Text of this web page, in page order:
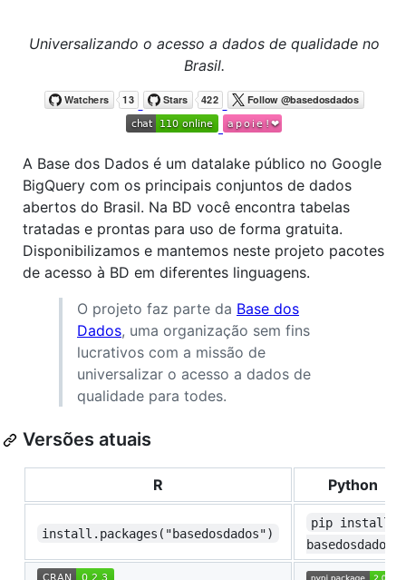
Universalizando o acesso a dados de qualidade no
Brasil.
A Base dos Dados é um datalake público no Google
BigQuery com os principais conjuntos de dados
abertos do Brasil. Na BD você encontra tabelas
tratadas e prontas para uso de forma gratuita.
Disponibilizamos e mantemos neste projeto pacotes
de acesso à BD em diferentes linguagens.
O projeto faz parte da Base dos
Dados, uma organização sem fins
lucrativos com a missão de
universalizar o acesso a dados de
qualidade para todes.
Versões atuais
R Python
install.packages("basedosdados")
pip install
basedosdados